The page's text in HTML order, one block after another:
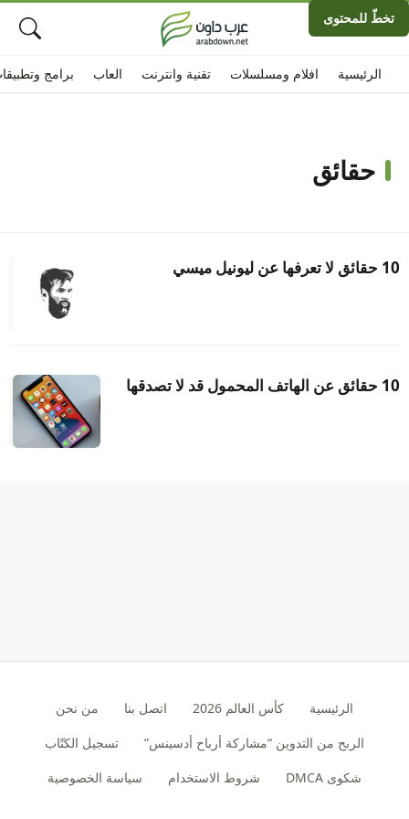
تخطّ للمحتوى
الرئيسية افلام ومسلسلات تقنية وانترنت العاب برامج
حقائق
10 حقائق لا تعرفها عن ليونيل ميسي
10 حقائق عن الهاتف المحمول قد لا تصدقها
الرئيسية كأس العالم 2026 اتصل بنا
من نحن
الربح من التدوين “مشاركة أرباح أدسينس”
تسجيل الكتّاب
شكوى DMCA
شروط الاستخدام سياسة الخصوصية